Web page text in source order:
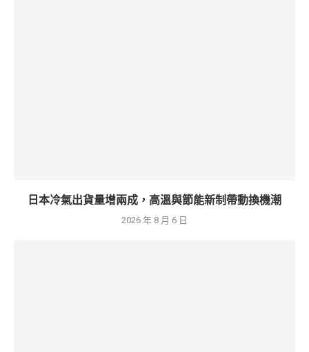
日本冷氣出貨量增兩成，高溫與節能新制帶動換機潮
2026 年 8 月 6 日